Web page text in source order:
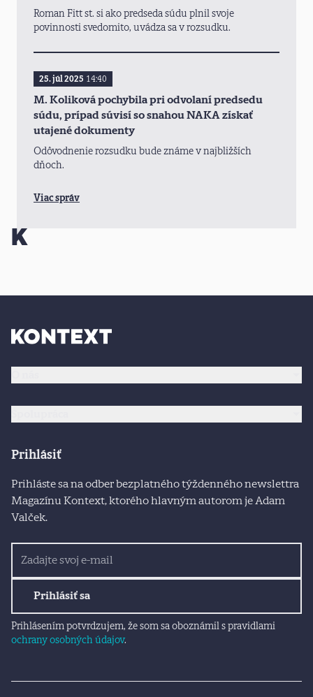
Roman Fitt st. si ako predseda súdu plnil svoje
povinnosti svedomito, uvádza sa v rozsudku.
25. júl 2025 14:40
M. Koliková pochybila pri odvolaní predsedu
súdu, prípad súvisí so snahou NAKA získať
utajené dokumenty
Odôvodnenie rozsudku bude známe v najbližších
dňoch.
Viac správ
Prihlásiť
Prihláste sa na odber bezplatného týždenného newslettra
Magazínu Kontext, ktorého hlavným autorom je Adam
Valček.
Prihlásiť sa
Prihlásením potvrdzujem, že som sa oboznámil s pravidlami
ochrany osobných údajov.